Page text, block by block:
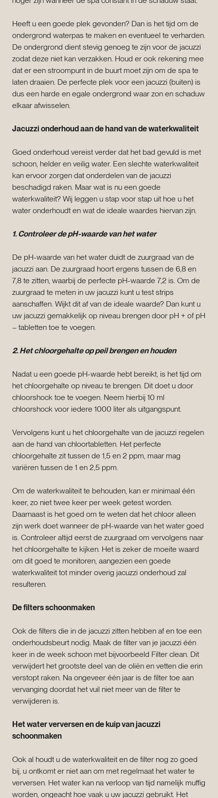
Heeft u een goede plek gevonden? Dan is het tijd om de
ondergrond waterpas te maken en eventueel te verharden.
De ondergrond dient stevig genoeg te zijn voor de jacuzzi
zodat deze niet kan verzakken. Houd er ook rekening mee
dat er een stroompunt in de buurt moet zijn om de spa te
laten draaien. De perfecte plek voor een jacuzzi (buiten) is
dus een harde en egale ondergrond waar zon en schaduw
elkaar afwisselen.
Jacuzzi onderhoud aan de hand van de waterkwaliteit
Goed onderhoud vereist verder dat het bad gevuld is met
schoon, helder en veilig water. Een slechte waterkwaliteit
kan ervoor zorgen dat onderdelen van de jacuzzi
beschadigd raken. Maar wat is nu een goede
waterkwaliteit? Wij leggen u stap voor stap uit hoe u het
water onderhoudt en wat de ideale waardes hiervan zijn.
1. Controleer de pH-waarde van het water
De pH-waarde van het water duidt de zuurgraad van de
jacuzzi aan. De zuurgraad hoort ergens tussen de 6,8 en
7,8 te zitten, waarbij de perfecte pH-waarde 7,2 is. Om de
zuurgraad te meten in uw jacuzzi kunt u test strips
aanschaffen. Wijkt dit af van de ideale waarde? Dan kunt u
uw jacuzzi gemakkelijk op niveau brengen door pH + of pH
– tabletten toe te voegen.
2. Het chloorgehalte op peil brengen en houden
Nadat u een goede pH-waarde hebt bereikt, is het tijd om
het chloorgehalte op niveau te brengen. Dit doet u door
chloorshock toe te voegen. Neem hierbij 10 ml
chloorshock voor iedere 1000 liter als uitgangspunt.
Vervolgens kunt u het chloorgehalte van de jacuzzi regelen
aan de hand van chloortabletten. Het perfecte
chloorgehalte zit tussen de 1,5 en 2 ppm, maar mag
variëren tussen de 1 en 2,5 ppm.
Om de waterkwaliteit te behouden, kan er minimaal één
keer, zo niet twee keer per week getest worden.
Daarnaast is het goed om te weten dat het chloor alleen
zijn werk doet wanneer de pH-waarde van het water goed
is. Controleer altijd eerst de zuurgraad om vervolgens naar
het chloorgehalte te kijken. Het is zeker de moeite waard
om dit goed te monitoren, aangezien een goede
waterkwaliteit tot minder overig jacuzzi onderhoud zal
resulteren.
De filters schoonmaken
Ook de filters die in de jacuzzi zitten hebben af en toe een
onderhoudsbeurt nodig. Maak de filter van je jacuzzi één
keer in de week schoon met bijvoorbeeld Filter clean. Dit
verwijdert het grootste deel van de oliën en vetten die erin
verstopt raken. Na ongeveer één jaar is de filter toe aan
vervanging doordat het vuil niet meer van de filter te
verwijderen is.
Het water verversen en de kuip van jacuzzi
schoonmaken
Ook al houdt u de waterkwaliteit en de filter nog zo goed
bij, u ontkomt er niet aan om met regelmaat het water te
verversen. Het water kan na verloop van tijd namelijk muffig
worden, ongeacht hoe vaak u uw jacuzzi gebruikt. Het